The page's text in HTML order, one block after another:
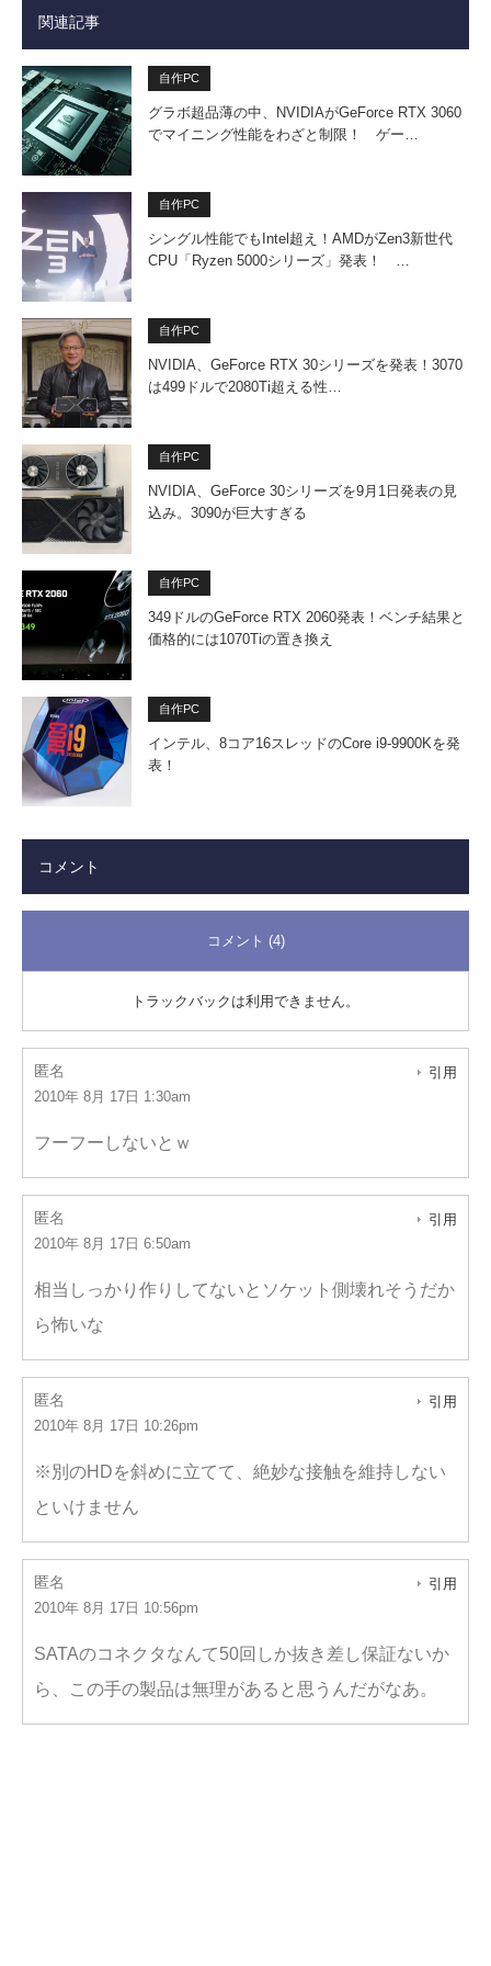
関連記事
自作PC
グラボ超品薄の中、NVIDIAがGeForce RTX 3060
でマイニング性能をわざと制限！ ゲー…
自作PC
シングル性能でもIntel超え！AMDがZen3新世代
CPU「Ryzen 5000シリーズ」発表！ …
自作PC
NVIDIA、GeForce RTX 30シリーズを発表！3070
は499ドルで2080Ti超える性…
自作PC
NVIDIA、GeForce 30シリーズを9月1日発表の見
込み。3090が巨大すぎる
自作PC
349ドルのGeForce RTX 2060発表！ベンチ結果と
価格的には1070Tiの置き換え
自作PC
インテル、8コア16スレッドのCore i9-9900Kを発
表！
コメント
コメント (4)
トラックバックは利用できません。
匿名
2010年 8月 17日 1:30am
引用
フーフーしないとｗ
匿名
2010年 8月 17日 6:50am
引用
相当しっかり作りしてないとソケット側壊れそうだか
ら怖いな
匿名
2010年 8月 17日 10:26pm
引用
※別のHDを斜めに立てて、絶妙な接触を維持しない
といけません
匿名
2010年 8月 17日 10:56pm
引用
SATAのコネクタなんて50回しか抜き差し保証ないか
ら、この手の製品は無理があると思うんだがなあ。